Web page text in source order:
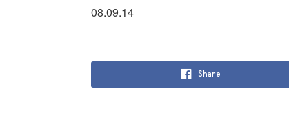
08.09.14
Share